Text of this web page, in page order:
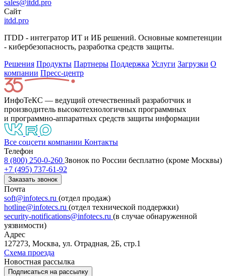
sales@itdd.pro
Сайт
itdd.pro
ITDD - интегратор ИТ и ИБ решений. Основные компетенции
- кибербезопасность, разработка средств защиты.
Решения Продукты Партнeры Поддержка Услуги Загрузки О
компании Пресс-центр
ИнфоТеКС — ведущий отечественный разработчик и
производитель высокотехнологичных программных
и программно-аппаратных средств защиты информации
Все соцсети компании Контакты
Телефон
8 (800) 250-0-260 Звонок по России бесплатно (кроме Москвы)
+7 (495) 737-61-92
Заказать звонок
Почта
soft@infotecs.ru (отдел продаж)
hotline@infotecs.ru (отдел технической поддержки)
security-notifications@infotecs.ru (в случае обнаруженной
уязвимости)
Адрес
127273, Москва, ул. Отрадная, 2Б, стр.1
Схема проезда
Новостная рассылка
Подписаться на рассылку